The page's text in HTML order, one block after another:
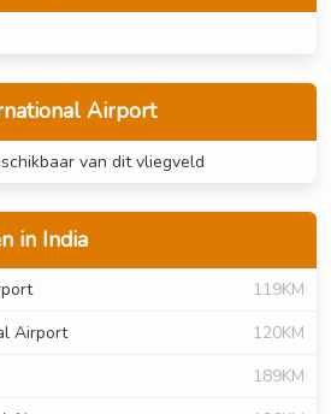
Airport
van dit vliegveld
in India
119KM
Airport
120KM
189KM